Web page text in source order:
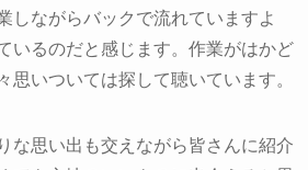
しながらバックで流れていますよ
いるのだと感じます。作業がはかど
いついては探して聴いています。
な思い出も交えながら皆さんに紹介